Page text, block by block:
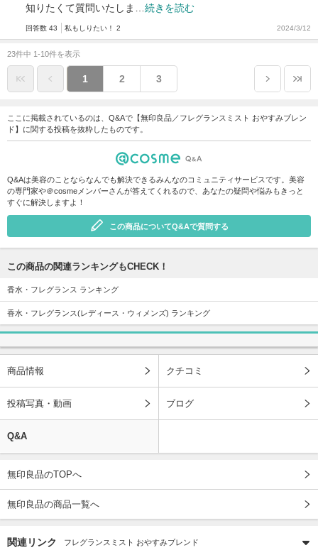
知りたくて質問いたしま… 続きを読む
回答数 43 私もしりたい！ 2 2024/3/12
23件中 1-10件を表示
1 2 3
ここに掲載されているのは、Q&Aで【無印良品／フレグランスミスト おやすみブレン
ド】に関する投稿を抜粋したものです。
Q&Aは美容のことならなんでも解決できるみんなのコミュニティサービスです。美容
の専門家や＠cosmeメンバーさんが答えてくれるので、あなたの疑問や悩みもきっと
すぐに解決しますよ！
この商品についてQ&Aで質問する
この商品の関連ランキングもCHECK！
香水・フレグランス ランキング
香水・フレグランス(レディース・ウィメンズ) ランキング
商品情報 クチコミ
投稿写真・動画 ブログ
Q&A
無印良品のTOPへ
無印良品の商品一覧へ
関連リンク フレグランスミスト おやすみブレンド